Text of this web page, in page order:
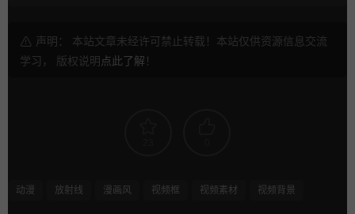
声明： 本站文章未经许可禁止转载！本站仅供资源信息交流
学习， 版权说明点此了解 ！
动漫 放射线 漫画风 视频框 视频素材 视频背景